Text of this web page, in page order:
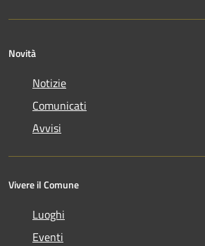
Novità
Notizie
Comunicati
Avvisi
Vivere il Comune
Luoghi
Eventi